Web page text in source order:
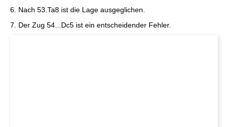
6. Nach 53.Ta8 ist die Lage ausgeglichen.
7. Der Zug 54...Dc5 ist ein entscheidender Fehler.